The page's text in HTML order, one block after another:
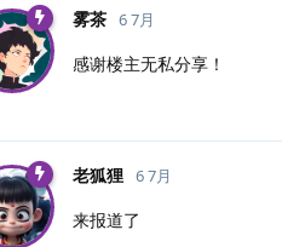
雾茶 6 7月
感谢楼主无私分享！
老狐狸 6 7月
来报道了